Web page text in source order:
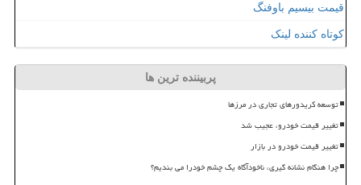
قیمت بیسیم باوفنگ
کوتاه کننده لینک
پربیننده ترین ها
توسعه کریدورهای تجاری در مرزها
تغییر قیمت خودرو، عجیب شد
تغییر قیمت خودرو در بازار
چرا هنگام نشانه گیری، ناخودآگاه یک چشم خودرا می بندیم؟